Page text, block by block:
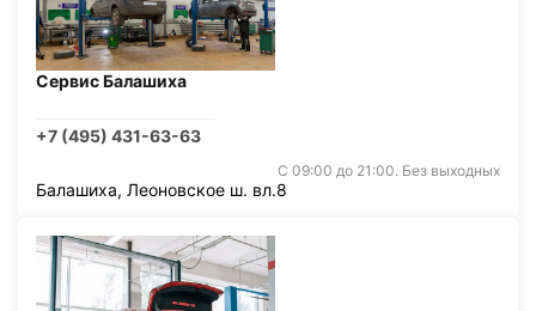
Сервис Балашиха
+7 (495) 431-63-63
С 09:00 до 21:00. Без выходных
Балашиха, Леоновское ш. вл.8